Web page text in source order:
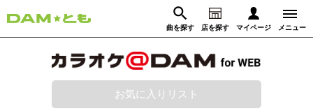
曲を探す 店を探す マイページ メニュー
ログイン
お気に入りリスト